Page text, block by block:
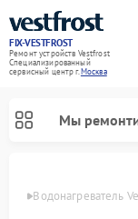
FIX-VESTFROST
Ремонт устройств Vestfrost
Специализированный
cервисный центр г.Москва
Мы
Водонагреватель